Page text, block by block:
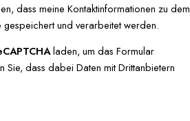
dass meine Kontaktinformationen zu dem
gespeichert und verarbeitet werden.
laden, um das Formular
Sie, dass dabei Daten mit Drittanbietern